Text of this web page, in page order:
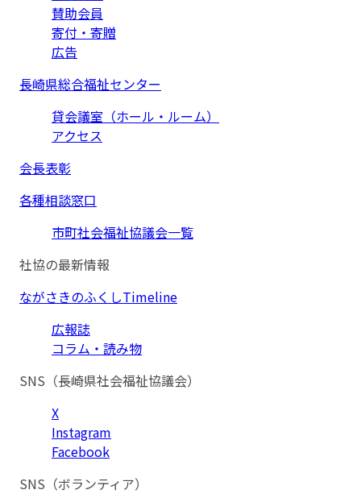
賛助会員
寄付・寄贈
広告
長崎県総合福祉センター
貸会議室（ホール・ルーム）
アクセス
会長表彰
各種相談窓口
市町社会福祉協議会一覧
社協の最新情報
ながさきのふくしTimeline
広報誌
コラム・読み物
SNS（長崎県社会福祉協議会）
X
Instagram
Facebook
SNS（ボランティア）